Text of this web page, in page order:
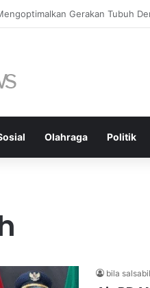
Outdoor Ringan yang Efektif
Olahraga Politik
bila